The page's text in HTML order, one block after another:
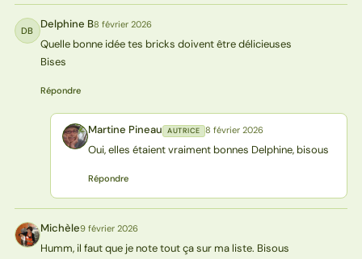
DB Delphine B8 février 2026
Quelle bonne idée tes bricks doivent être délicieuses
Bises
Répondre
MP Martine Pineau AUTRICE 8 février 2026
Oui, elles étaient vraiment bonnes Delphine, bisous
Répondre
M Michèle9 février 2026
Humm, il faut que je note tout ça sur ma liste. Bisous